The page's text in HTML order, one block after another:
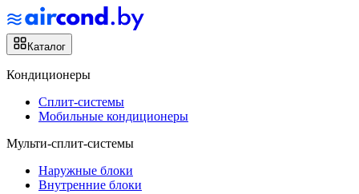
Каталог
Кондиционеры
Сплит-системы
Мобильные кондиционеры
Мульти-сплит-системы
Наружные блоки
Внутренние блоки